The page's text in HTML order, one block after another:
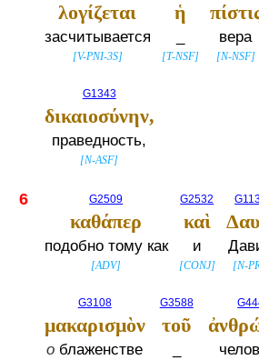
λογίζεται
засчитывается
[V-PNI-3S]
ἡ
[T-NSF]
вера
[N-NSF]
G1343
δικαιοσύνην,
праведность,
[N-ASF]
6 G2509
καθάπερ
подобно тому как
[ADV]
G2532
καὶ
и
[CONJ] [N-
G3108
μακαρισμὸν
о блаженстве
G3588
τοῦ